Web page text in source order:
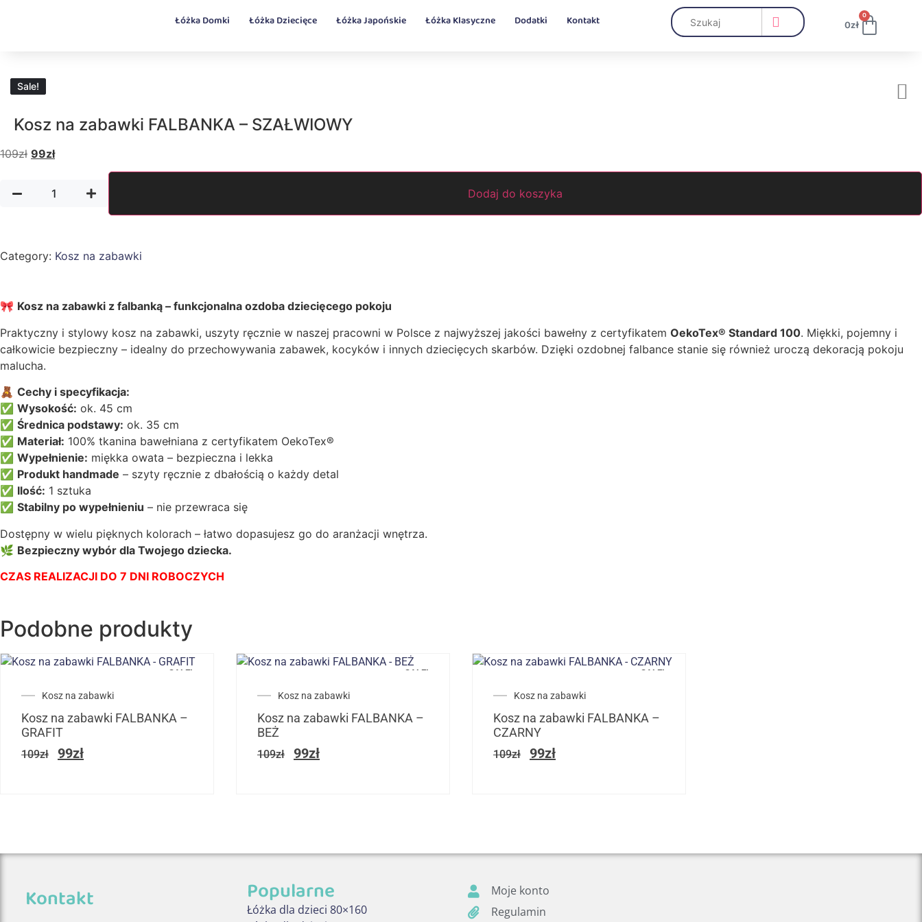
Łóżka Domki Łóżka Dziecięce Łóżka Japońskie Łóżka Klasyczne Dodatki Kontakt 0zł
0
Sale!
Sale!
Kosz na zabawki FALBANKA – SZAŁWIOWY
109zł 99zł
Dodaj do koszyka
Category: Kosz na zabawki
🎀 Kosz na zabawki z falbanką – funkcjonalna ozdoba dziecięcego pokoju
Praktyczny i stylowy kosz na zabawki, uszyty ręcznie w naszej pracowni w Polsce z najwyższej jakości bawełny z certyfikatem OekoTex® Standard 100. Miękki, pojemny i
całkowicie bezpieczny – idealny do przechowywania zabawek, kocyków i innych dziecięcych skarbów. Dzięki ozdobnej falbance stanie się również uroczą dekoracją pokoju
malucha.
🧸 Cechy i specyfikacja:
✅ Wysokość: ok. 45 cm
✅ Średnica podstawy: ok. 35 cm
✅ Materiał: 100% tkanina bawełniana z certyfikatem OekoTex®
✅ Wypełnienie: miękka owata – bezpieczna i lekka
✅ Produkt handmade – szyty ręcznie z dbałością o każdy detal
✅ Ilość: 1 sztuka
✅ Stabilny po wypełnieniu – nie przewraca się
Dostępny w wielu pięknych kolorach – łatwo dopasujesz go do aranżacji wnętrza.
🌿 Bezpieczny wybór dla Twojego dziecka.
CZAS REALIZACJI DO 7 DNI ROBOCZYCH
Podobne produkty
SALE!
Kosz na zabawki
Kosz na zabawki FALBANKA –
GRAFIT
109zł 99zł
SALE!
Kosz na zabawki
Kosz na zabawki FALBANKA –
BEŻ
109zł 99zł
SALE!
Kosz na zabawki
Kosz na zabawki FALBANKA –
CZARNY
109zł 99zł
Kontakt Popularne
Łóżka dla dzieci 80×160
Moje konto
Regulamin